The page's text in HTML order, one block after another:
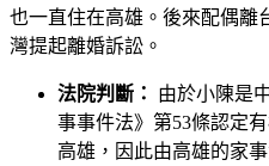
也一直住在高雄。後來配偶離
灣提起離婚訴訟。
法院判斷：
由於小陳是
事事件法》第53條認定
高雄，因此由高雄的家